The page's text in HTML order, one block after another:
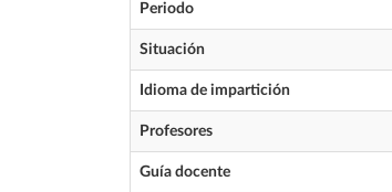
Periodo
Situación
Idioma de impartición
Profesores
Guía docente